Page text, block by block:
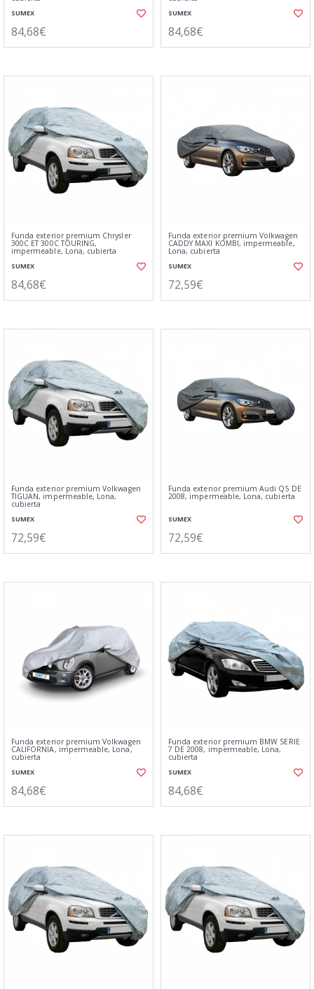
SUMEX
84,68€
SUMEX
84,68€
Funda exterior premium Chrysler
300C ET 300C TOURING,
impermeable, Lona, cubierta
SUMEX
84,68€
Funda exterior premium Volkwagen
CADDY MAXI KOMBI, impermeable,
Lona, cubierta
SUMEX
72,59€
Funda exterior premium Volkwagen
TIGUAN, impermeable, Lona,
cubierta
SUMEX
72,59€
Funda exterior premium Audi Q5 DE
2008, impermeable, Lona, cubierta
SUMEX
72,59€
Funda exterior premium Volkwagen
CALIFORNIA, impermeable, Lona,
cubierta
SUMEX
84,68€
Funda exterior premium BMW SERIE
7 DE 2008, impermeable, Lona,
cubierta
SUMEX
84,68€